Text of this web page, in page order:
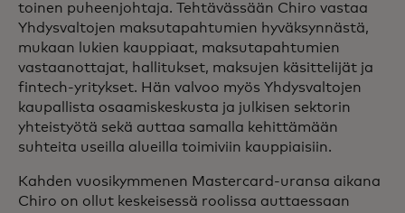
toinen puheenjohtaja. Tehtävässään Chiro vastaa
Yhdysvaltojen maksutapahtumien hyväksynnästä,
mukaan lukien kauppiaat, maksutapahtumien
vastaanottajat, hallitukset, maksujen käsittelijät ja
fintech-yritykset. Hän valvoo myös Yhdysvaltojen
kaupallista osaamiskeskusta ja julkisen sektorin
yhteistyötä sekä auttaa samalla kehittämään
suhteita useilla alueilla toimiviin kauppiaisiin.
Kahden vuosikymmenen Mastercard-uransa aikana
Chiro on ollut keskeisessä roolissa auttaessaan